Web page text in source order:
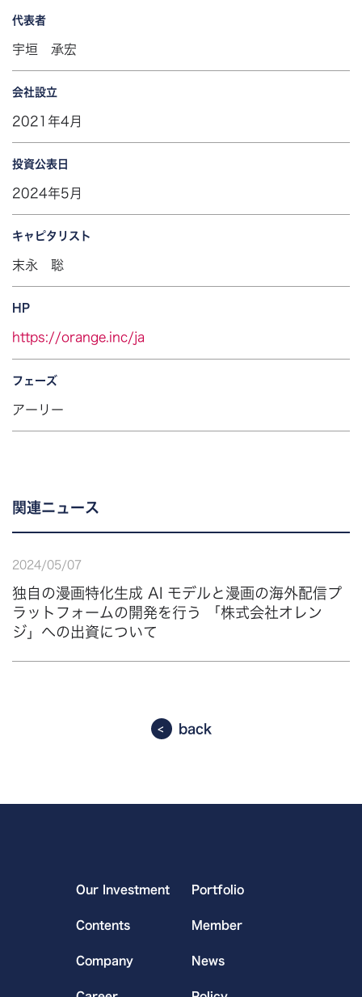
代表者
宇垣 承宏
会社設立
2021年4月
投資公表日
2024年5月
キャピタリスト
末永 聡
HP
https://orange.inc/ja
フェーズ
アーリー
関連ニュース
2024/05 /07
独自の漫画特化生成 AI モデルと漫画の海外配信プ
ラットフォームの開発を行う 「株式会社オレン
ジ」への出資について
back
Our Investment Portfolio
Contents Member
Company News